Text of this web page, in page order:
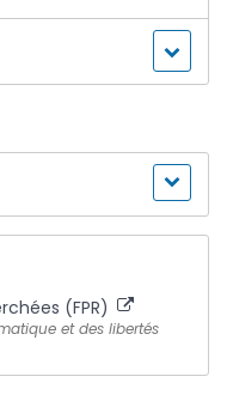
(FPR)
et des libertés